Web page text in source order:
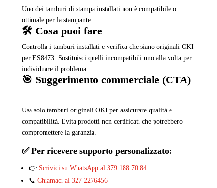
Uno dei tamburi di stampa installati non è compatibile o
ottimale per la stampante.
🛠️ Cosa puoi fare
Controlla i tamburi installati e verifica che siano originali OKI
per ES8473. Sostituisci quelli incompatibili uno alla volta per
individuare il problema.
🎯 Suggerimento commerciale (CTA)
Usa solo tamburi originali OKI per assicurare qualità e
compatibilità. Evita prodotti non certificati che potrebbero
compromettere la garanzia.
✅ Per ricevere supporto personalizzato:
👉 Scrivici su WhatsApp al 379 188 70 84
📞 Chiamaci al 327 2276456